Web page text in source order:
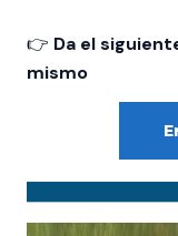
👉 Da el
mismo